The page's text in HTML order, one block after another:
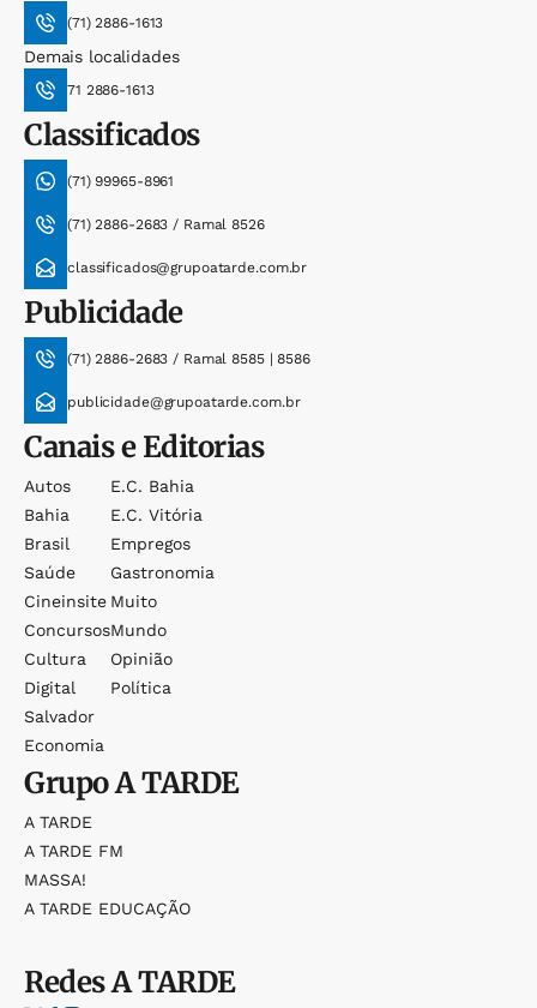
(71) 2886-1613
Demais localidades
71 2886-1613
Classificados
(71) 99965-8961
(71) 2886-2683 / Ramal 8526
classificados@grupoatarde.com.br
Publicidade
(71) 2886-2683 / Ramal 8585 | 8586
publicidade@grupoatarde.com.br
Canais e Editorias
Autos
Bahia
Brasil
Saúde
Cineinsite
Concursos
Cultura
Digital
Salvador
Economia
E.c. Bahia
E.c. Vitória
Empregos
Gastronomia
Muito
Mundo
Opinião
Política
GrupoA TARDE
A TARDE
A TARDE FM
MASSA!
A TARDE EDUCAÇÃO
RedesA TARDE